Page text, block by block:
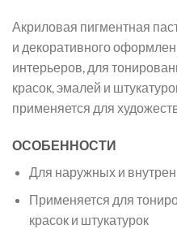
Акриловая пигментная
и декоративного
интерьеров, для
красок, эмалей и
применяется для
ОСОБЕННОСТИ
Для наружных и
Применяется для
красок и штукатурок